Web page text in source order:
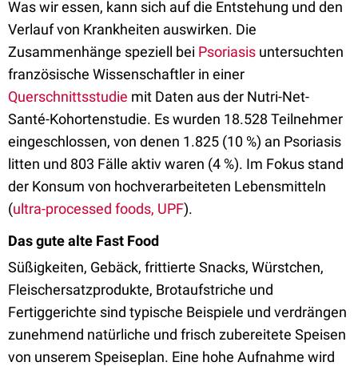
Was wir essen, kann sich auf die Entstehung und den
Verlauf von Krankheiten auswirken. Die
Zusammenhänge speziell bei Psoriasis untersuchten
französische Wissenschaftler in einer
Querschnittsstudie mit Daten aus der Nutri-Net-
Santé-Kohortenstudie. Es wurden 18.528 Teilnehmer
eingeschlossen, von denen 1.825 (10 %) an Psoriasis
litten und 803 Fälle aktiv waren (4 %). Im Fokus stand
der Konsum von hochverarbeiteten Lebensmitteln
(ultra-processed foods, UPF).
Das gute alte Fast Food
Süßigkeiten, Gebäck, frittierte Snacks, Würstchen,
Fleischersatzprodukte, Brotaufstriche und
Fertiggerichte sind typische Beispiele und verdrängen
zunehmend natürliche und frisch zubereitete Speisen
von unserem Speiseplan. Eine hohe Aufnahme wird